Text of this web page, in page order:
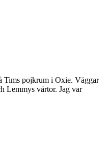
pojkrum i Oxie. Väggar
Lemmys vårtor. Jag var